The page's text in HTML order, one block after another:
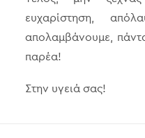
ευχαρίστηση,
απολαμβάνουμε,
παρέα!
Στην υγειά σας!